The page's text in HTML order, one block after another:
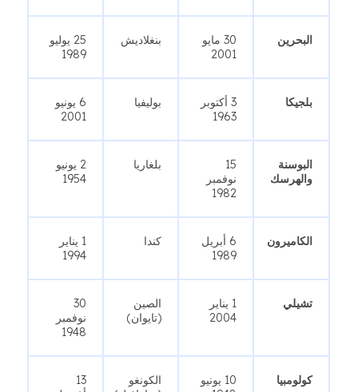
البحرين
30 مايو
2001
بنغلاديش
25 يوليو
1989
بلجيكا
3 أكتوبر
1963
بوليفيا
6 يونيو
2001
البوسنة
والهرسك
15
نوفمبر
1982
بلغاريا
2 يونيو
1954
الكاميرون
6 أبريل
1989
كندا
1 يناير
1994
تشيلي
1 يناير
2004
الصين
(تايوان)
30
نوفمبر
1948
كولومبيا
10 يونيو
الكونغو
13